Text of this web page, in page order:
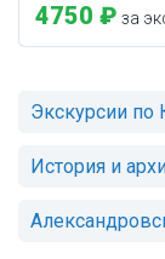
4750 ₽ за
Экскурсии
История и